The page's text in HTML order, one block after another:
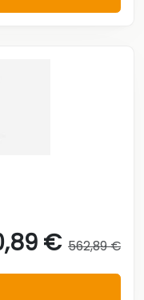
€ 562,89 €